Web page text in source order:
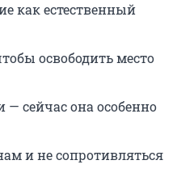
как естественный
освободить место
сейчас она особенно
и не сопротивляться